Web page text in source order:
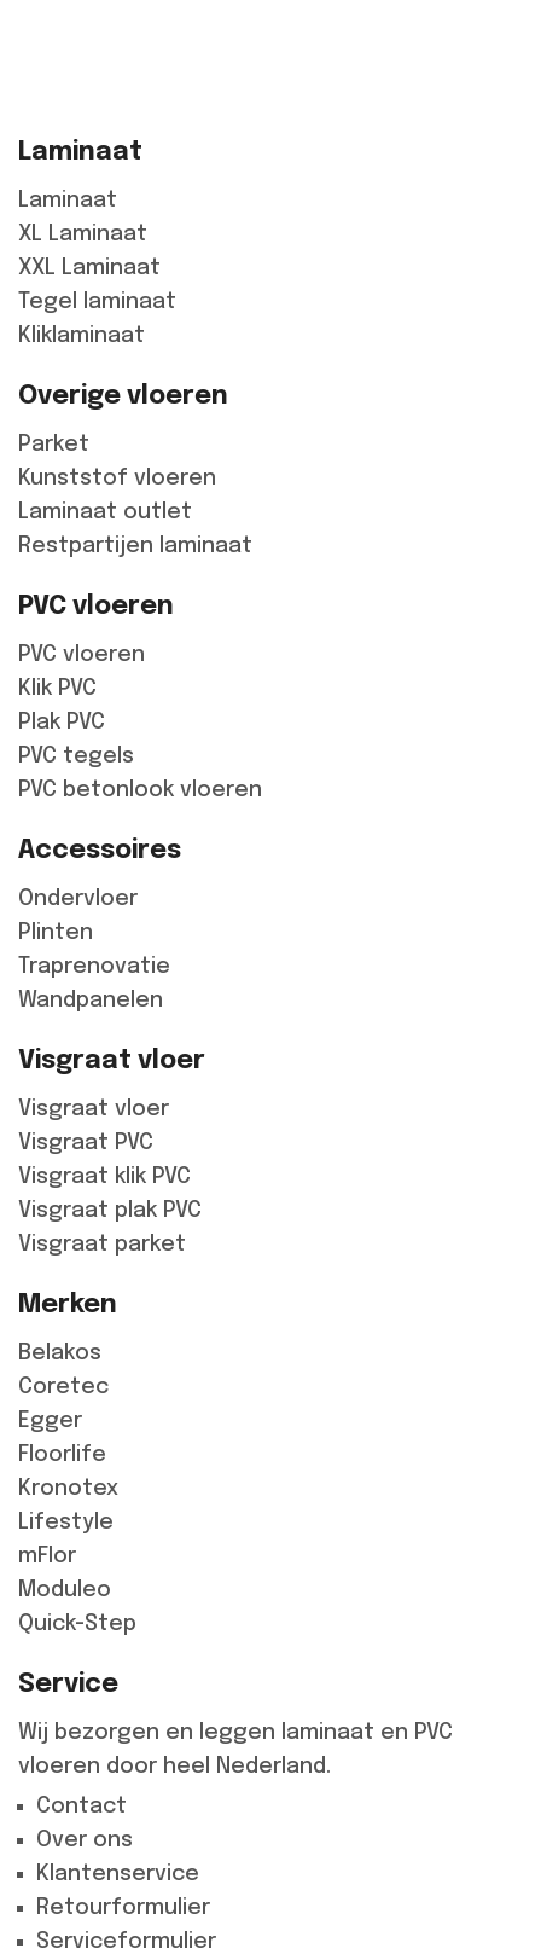
Laminaat
Laminaat
XL Laminaat
XXL Laminaat
Tegel laminaat
Kliklaminaat
Overige vloeren
Parket
Kunststof vloeren
Laminaat outlet
Restpartijen laminaat
PVC vloeren
PVC vloeren
Klik PVC
Plak PVC
PVC tegels
PVC betonlook vloeren
Accessoires
Ondervloer
Plinten
Traprenovatie
Wandpanelen
Visgraat vloer
Visgraat vloer
Visgraat PVC
Visgraat klik PVC
Visgraat plak PVC
Visgraat parket
Merken
Belakos
Coretec
Egger
Floorlife
Kronotex
Lifestyle
mFlor
Moduleo
Quick-Step
Service
Wij bezorgen en leggen laminaat en PVC
vloeren door heel Nederland.
Contact
Over ons
Klantenservice
Retourformulier
Serviceformulier